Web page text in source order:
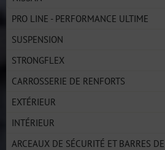
PRO LINE - PERFORMANCE ULTIME
SUSPENSION
STRONGFLEX
CARROSSERIE DE RENFORTS
EXTÉRIEUR
INTÉRIEUR
ARCEAUX DE SÉCURITÉ ET BARRES